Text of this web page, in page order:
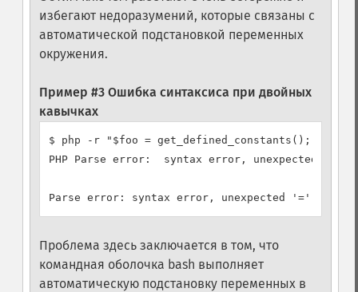
избегают недоразумений, которые связаны с
автоматической подстановкой переменных
окружения.
Пример #3 Ошибка синтаксиса при двойных
кавычках
$ php -r "$foo = get_defined_constants();"
PHP Parse error:  syntax error, unexpected '='
Проблема здесь заключается в том, что
командная оболочка bash выполняет
автоматическую подстановку переменных в